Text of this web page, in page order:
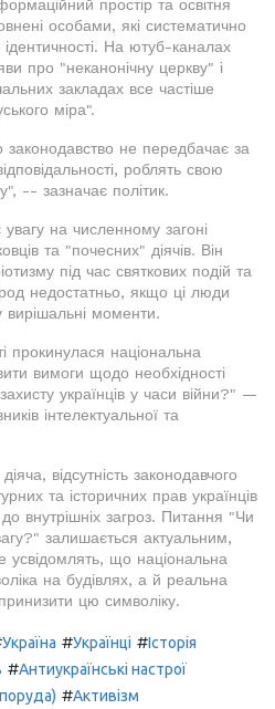
простір та освітня
особами, які систематично
На ютуб-каналах
про "неканонічну церкву" і
закладах все частіше
міра".
не передбачає за
роблять свою
-- зазначає політик.
на численному загоні
та "почесних" діячів. Він
під час святкових подій та
недостатньо, якщо ці люди
моменти.
національна
вимоги щодо необхідності
українців у часи війни?" —
інтелектуальної та
відсутність законодавчого
та історичних прав українців
внутрішніх загроз. Питання "Чи
залишається актуальним,
усвідомлять, що національна
на будівлях, а й реальна
цю символіку.
Україна #Українці #Історія
#Антиукраїнські настрої
#Активізм